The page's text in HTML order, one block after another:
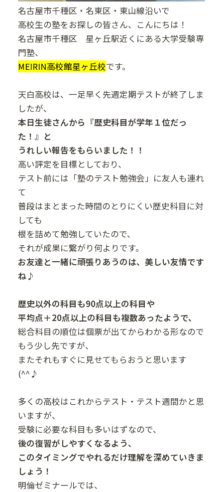
名古屋市千種区・名東区・東山線沿いで
高校生の塾をお探しの皆さん、こんにちは！
名古屋市千種区 星ヶ丘駅近くにある大学受験専
門塾、
MEIRIN高校館星ヶ丘校です。
天白高校は、一足早く先週定期テストが終了しま
したが、
本日生徒さんから『歴史科目が学年１位だっ
た！』と
うれしい報告をもらいました！！
高い評定を目標としており、
テスト前には「塾のテスト勉強会」に友人も連れ
て
普段はまとまった時間のとりにくい歴史科目に対
しても
根を詰めて勉強していたので、
それが成果に繋がり何よりです。
お友達と一緒に頑張りあうのは、美しい友情です
ね♪
歴史以外の科目も90点以上の科目や
平均点＋20点以上の科目も複数あったようで、
総合科目の順位は個票が出てからわかる形なので
もう少し先ですが、
またそれもすぐに見せてもらおうと思います
(^^♪
多くの高校はこれからテスト・テスト週間かと思
いますが、
受験に必要な科目も多いはずなので、
後の復習がしやすくなるよう、
このタイミングでやれるだけ理解を深めていきま
しょう！
明倫ゼミナールでは、